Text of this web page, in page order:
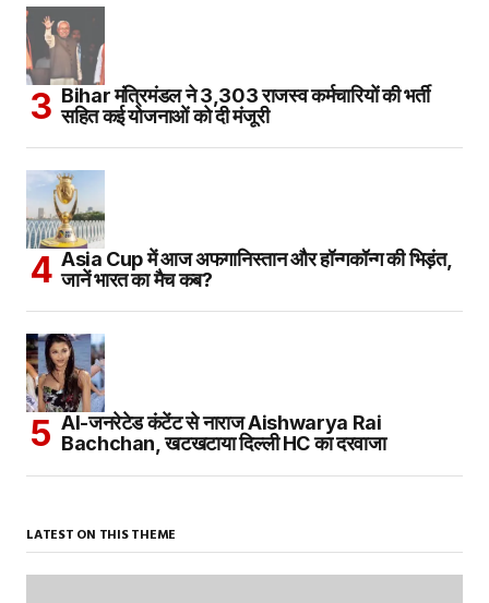
Bihar मंत्रिमंडल ने 3,303 राजस्व कर्मचारियों की भर्ती
सहित कई योजनाओं को दी मंजूरी
Asia Cup में आज अफगानिस्तान और हॉन्गकॉन्ग की भिड़ंत,
जानें भारत का मैच कब?
AI-जनरेटेड कंटेंट से नाराज Aishwarya Rai
Bachchan, खटखटाया दिल्ली HC का दरवाजा
LATEST ON THIS THEME